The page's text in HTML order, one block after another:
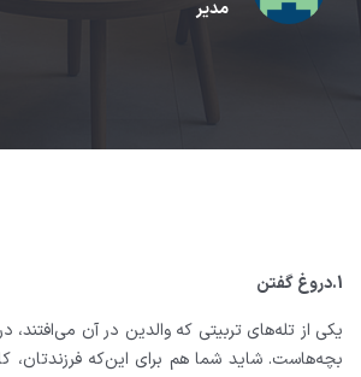
مدیر
1.دروغ گفتن
یکی از تله‌های تربیتی که والدین در آن می‌افتند،
بچه‌هاست. شاید شما هم برای این‌که فرزندتان،